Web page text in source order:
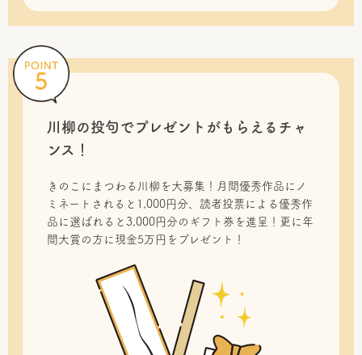
川柳の投句でプレゼントがもらえるチャ
ンス！
きのこにまつわる川柳を大募集！月間優秀作品にノ
ミネートされると1,000円分、読者投票による優秀作
品に選ばれると3,000円分のギフト券を進呈！更に年
間大賞の方に現金5万円をプレゼント！